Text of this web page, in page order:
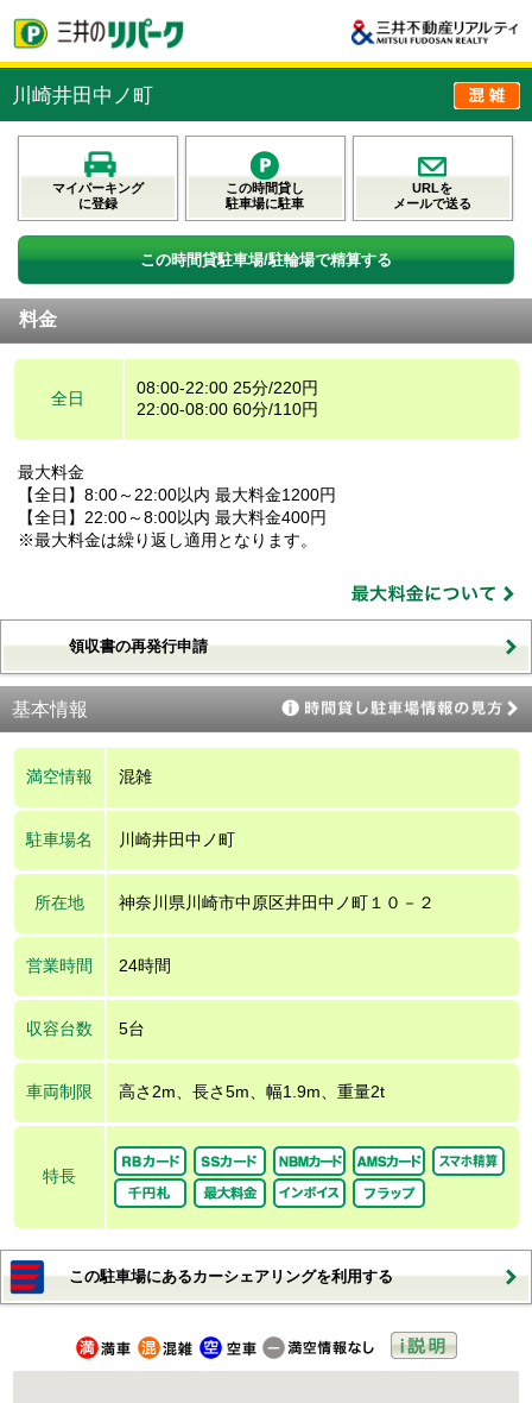
川崎井田中ノ町
マイパーキング
に登録
この時間貸し
駐車場に駐車
URLを
メールで送る
この時間貸駐車場/駐輪場で精算する
料金
全日
08:00-22:00 25分/220円
22:00-08:00 60分/110円
最大料金
【全日】8:00～22:00以内 最大料金1200円
【全日】22:00～8:00以内 最大料金400円
※最大料金は繰り返し適用となります。
領収書の再発行申請
基本情報
満空情報 混雑
駐車場名 川崎井田中ノ町
所在地 神奈川県川崎市中原区井田中ノ町１０－２
営業時間 24時間
収容台数 5台
車両制限 高さ2m、長さ5m、幅1.9m、重量2t
特長
この駐車場にあるカーシェアリングを利用する